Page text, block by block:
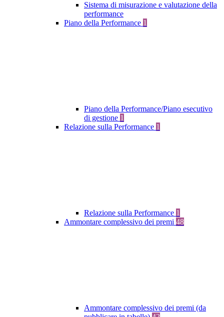
Sistema di misurazione e valutazione della
performance
Piano della Performance 1
Piano della Performance/Piano esecutivo
di gestione 1
Relazione sulla Performance 1
Relazione sulla Performance 1
Ammontare complessivo dei premi 48
Ammontare complessivo dei premi (da